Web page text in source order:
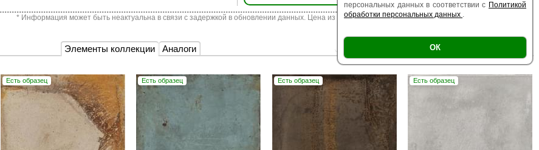
персональных данных в соответствии с Политикой
обработки персональных данных .
ОК
* Информация может быть неактуальна в связи с задержкой в обновлении данных. Цена из наличия может отличаться от указанной.
Элементы коллекции Аналоги Поверхность
Есть образец Есть образец Есть образец Есть образец